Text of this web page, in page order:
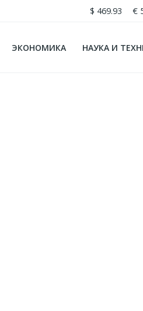
$ 469.93 €
ЭКОНОМИКА НАУКА И